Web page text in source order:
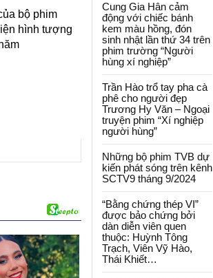
bộ phim
hình tượng
Cung Gia Hân cảm
động với chiếc bánh
kem màu hồng, đón
sinh nhật lần thứ 34 trên
phim trường “Người
hùng xí nghiệp”
Trần Hào trổ tay pha cà
phê cho người đẹp
Trương Hy Văn – Ngoại
truyện phim “Xí nghiệp
người hùng”
Những bộ phim TVB dự
kiến phát sóng trên kênh
SCTV9 tháng 9/2024
“Bằng chứng thép VI”
được bảo chứng bởi
dàn diễn viên quen
thuộc: Huỳnh Tông
Trạch, Viên Vỹ Hào,
Thái Khiết…